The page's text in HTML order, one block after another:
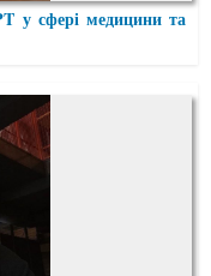
у сфері медицини та